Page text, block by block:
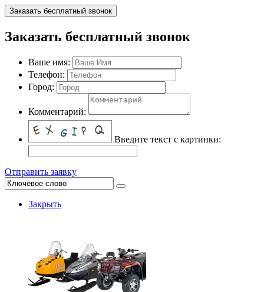
Заказать бесплатный звонок
Заказать бесплатный звонок
Ваше имя:
Телефон:
Город:
Комментарий:
Введите текст с картинки:
Отправить заявку
Закрыть